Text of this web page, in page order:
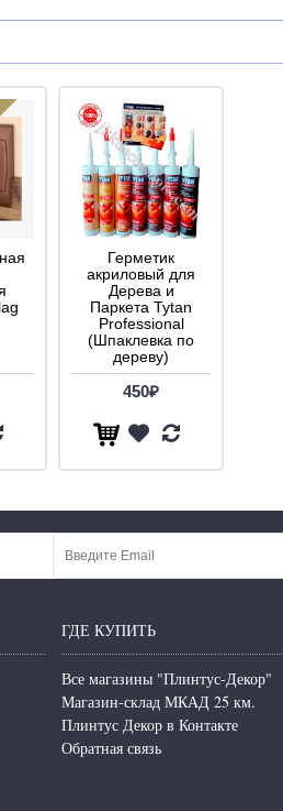
Герметик
акриловый для
Дерева и
Паркета Tytan
Professional
(Шпаклевка по
дереву)
450₽
ГДЕ КУПИТЬ
Все магазины "Плинтус-Декор"
Магазин-склад МКАД 25 км.
Плинтус Декор в Контакте
Обратная связь